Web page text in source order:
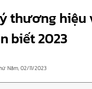
thương hiệu
biết 2023
Năm, 02/11/2023